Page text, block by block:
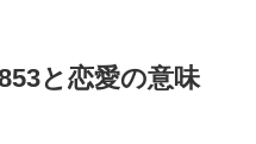
と恋愛の意味